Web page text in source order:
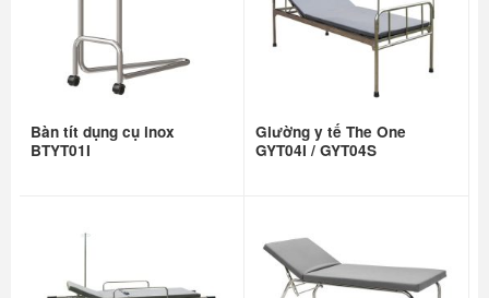
Bàn tít dụng cụ inox
BTYT01I
Giường y tế The One
GYT04I / GYT04S